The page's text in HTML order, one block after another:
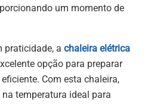
um momento de
praticidade, a chaleira elétrica
opção para preparar
Com esta chaleira,
temperatura ideal para